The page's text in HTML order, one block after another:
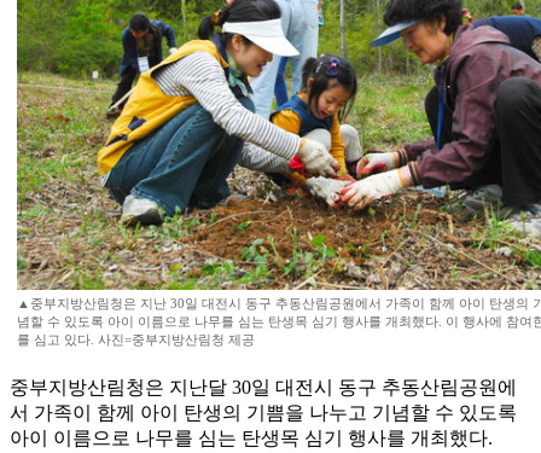
▲중부지방산림청은 지난 30일 대전시 동구 추동산림공원에서 가족이 함께 아이 탄생의
념할 수 있도록 아이 이름으로 나무를 심는 탄생목 심기 행사를 개최했다. 이 행사에 참여
를 심고 있다. 사진=중부지방산림청 제공
중부지방산림청은 지난달 30일 대전시 동구 추동산림공원에
서 가족이 함께 아이 탄생의 기쁨을 나누고 기념할 수 있도록
아이 이름으로 나무를 심는 탄생목 심기 행사를 개최했다.